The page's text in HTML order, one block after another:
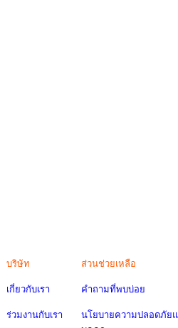
บริษัท
เกี่ยวกับเรา
ร่วมงานกับเรา
ส่วนช่วยเหลือ
คำถามที่พบบ่อย
นโยบายความปลอดภัย